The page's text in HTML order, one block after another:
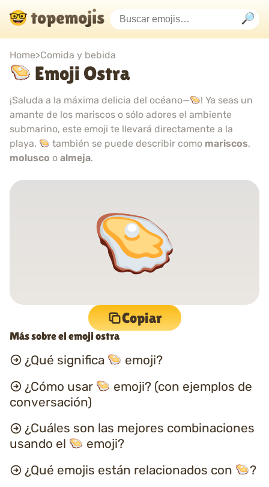
Home>Comida y bebida
Emoji Ostra
¡Saluda a la máxima delicia del océano—
! Ya seas un
amante de los mariscos o sólo adores el ambiente
submarino, este emoji te llevará directamente a la
playa.
también se puede describir como mariscos,
molusco o almeja.
Copiar
Más sobre el emoji ostra
¿Qué significa
emoji?
¿Cómo usar
emoji? (con ejemplos de
conversación)
¿Cuáles son las mejores combinaciones
usando el
emoji?
¿Qué emojis están relacionados con
?